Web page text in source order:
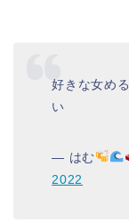
好きな女め
い
— はむ
2022